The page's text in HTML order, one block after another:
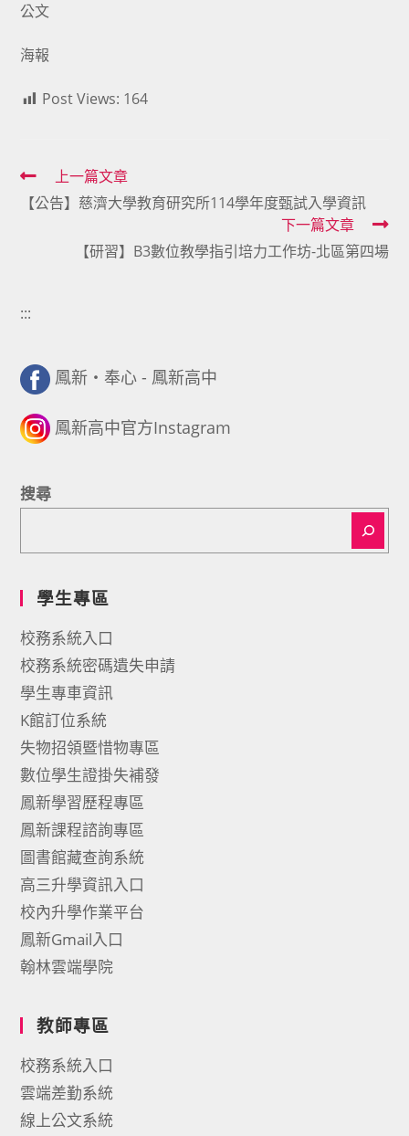
公文
海報
Post Views: 164
Read
more
上一篇文章
【公告】慈濟大學教育研究所114學年度甄試入學資訊
下一篇文章
【研習】B3數位教學指引培力工作坊-北區第四場
:::
鳳新・奉心 - 鳳新高中
鳳新高中官方Instagram
搜尋
學生專區
校務系統入口
校務系統密碼遺失申請
學生專車資訊
K館訂位系統
失物招領暨惜物專區
數位學生證掛失補發
鳳新學習歷程專區
鳳新課程諮詢專區
圖書館藏查詢系統
高三升學資訊入口
校內升學作業平台
鳳新Gmail入口
翰林雲端學院
教師專區
校務系統入口
雲端差勤系統
線上公文系統